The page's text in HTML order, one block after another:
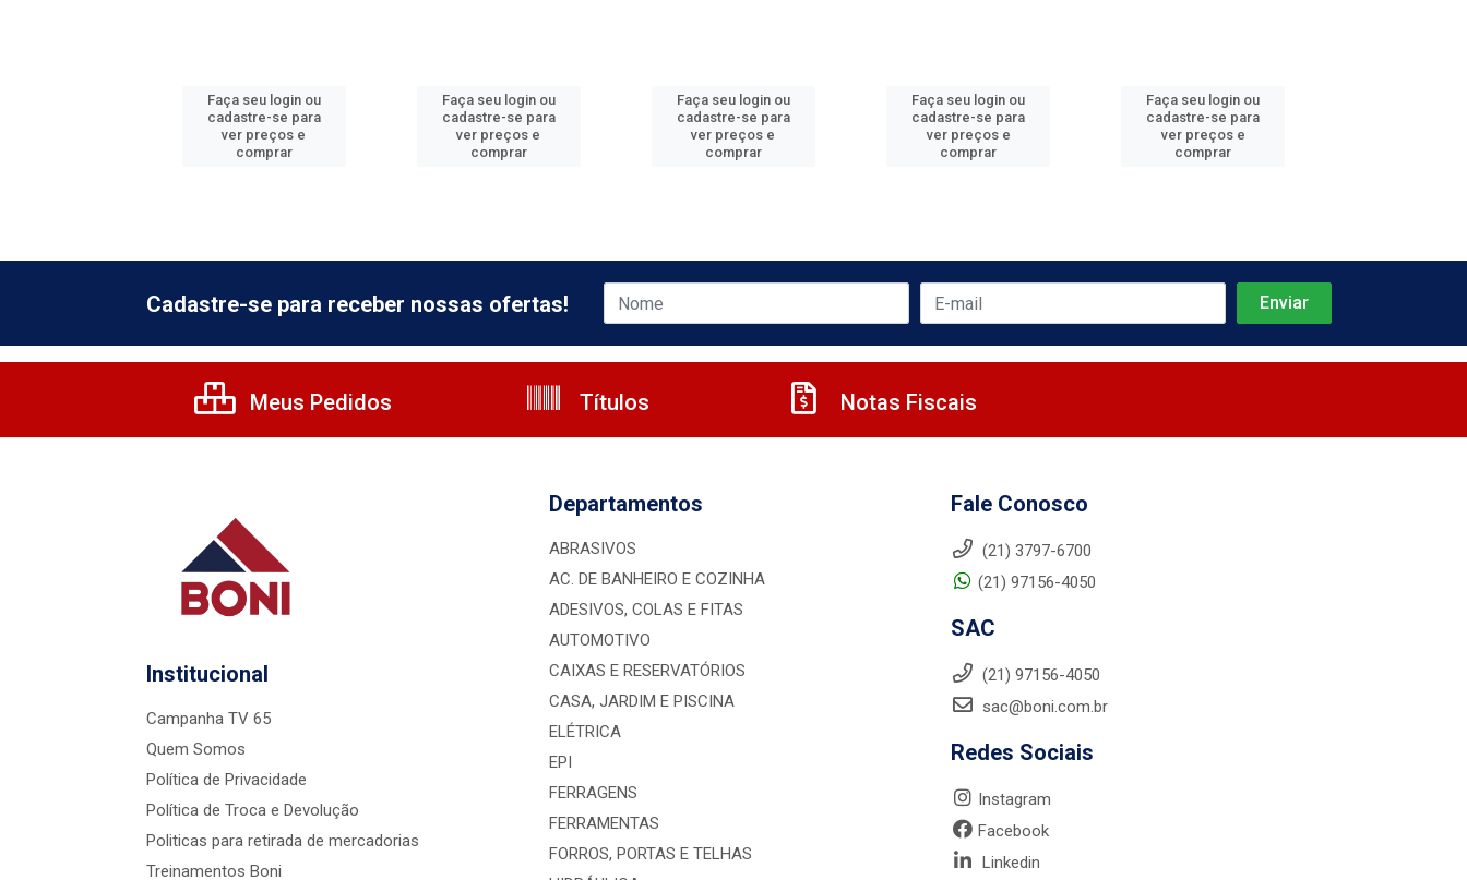
Faça seu login ou
cadastre-se para
ver preços e
comprar
Faça seu login ou
cadastre-se para
ver preços e
comprar
Faça seu login ou
cadastre-se para
ver preços e
comprar
Faça seu login ou
cadastre-se para
ver preços e
comprar
Faça seu login ou
cadastre-se para
ver preços e
comprar
Cadastre-se para receber nossas ofertas!
Meus Pedidos Títulos Notas Fiscais
Institucional
Campanha TV 65
Quem Somos
Política de Privacidade
Política de Troca e Devolução
Politicas para retirada de mercadorias
Treinamentos Boni
Departamentos
ABRASIVOS
AC. DE BANHEIRO E COZINHA
ADESIVOS, COLAS E FITAS
AUTOMOTIVO
CAIXAS E RESERVATÓRIOS
CASA, JARDIM E PISCINA
ELÉTRICA
EPI
FERRAGENS
FERRAMENTAS
FORROS, PORTAS E TELHAS
Fale Conosco
(21) 3797-6700
(21) 97156-4050
SAC
(21) 97156-4050
sac@boni.com.br
Redes Sociais
Instagram
Facebook
Linkedin